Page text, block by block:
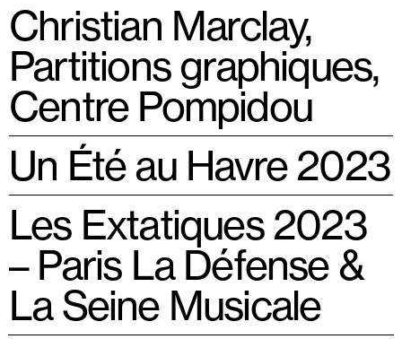
Christian Marclay,
Partitions graphiques,
Centre Pompidou
Un Été au Havre 2023
Les Extatiques 2023
– Paris La Défense &
La Seine Musicale